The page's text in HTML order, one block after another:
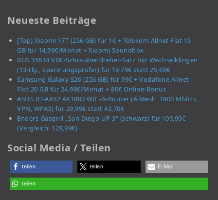
Neueste Beiträge
[Top] Xiaomi 17T (256 GB) für 1€ + Telekom Allnet Flat 15
GB für 14,99€/Monat + Xiaomi Soundbox
BGS 35814 VDE-Schraubendreher-Satz mit Wechselklingen
(13-tlg., Spannungsprüfer) für 19,79€ statt 25,69€
Samsung Galaxy S26 (256 GB) für 99€ + Vodafone Allnet
Flat 20 GB für 24,98€/Monat + 80€ Online-Bonus
ASUS RT-AX52 AX1800 WiFi-6-Router (AiMesh, 1800 Mbit/s,
VPN, WPA3) für 29,99€ statt 42,70€
Enders Gasgrill „San Diego UP 3“ (schwarz) für 109,99€
(Vergleich: 129,99€)
Social Media / Teilen
teilen teilen E-Mail
teilen